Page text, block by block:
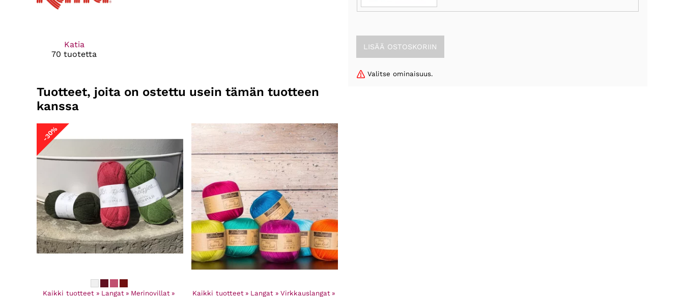
Valitse ominaisuus.
Katia
70 tuotetta
Tuotteet, joita on ostettu usein tämän tuotteen
kanssa
-30%
Kaikki tuotteet ‪» Langat ‪» Merinovillat ‪» Kaikki tuotteet ‪» Langat ‪» Virkkauslangat ‪»